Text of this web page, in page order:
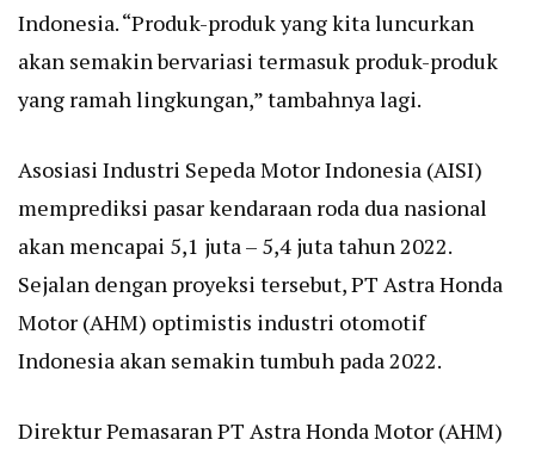
Indonesia. “Produk-produk yang kita luncurkan
akan semakin bervariasi termasuk produk-produk
yang ramah lingkungan,” tambahnya lagi.
Asosiasi Industri Sepeda Motor Indonesia (AISI)
memprediksi pasar kendaraan roda dua nasional
akan mencapai 5,1 juta – 5,4 juta tahun 2022.
Sejalan dengan proyeksi tersebut, PT Astra Honda
Motor (AHM) optimistis industri otomotif
Indonesia akan semakin tumbuh pada 2022.
Direktur Pemasaran PT Astra Honda Motor (AHM)